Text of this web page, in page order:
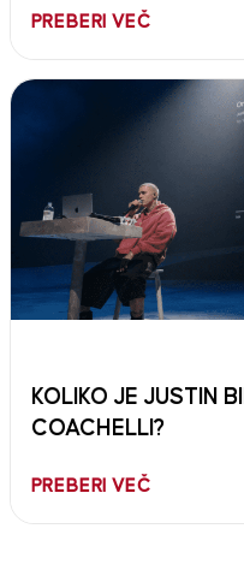
PREBERI VEČ
KOLIKO JE JUSTIN
COACHELLI?
PREBERI VEČ